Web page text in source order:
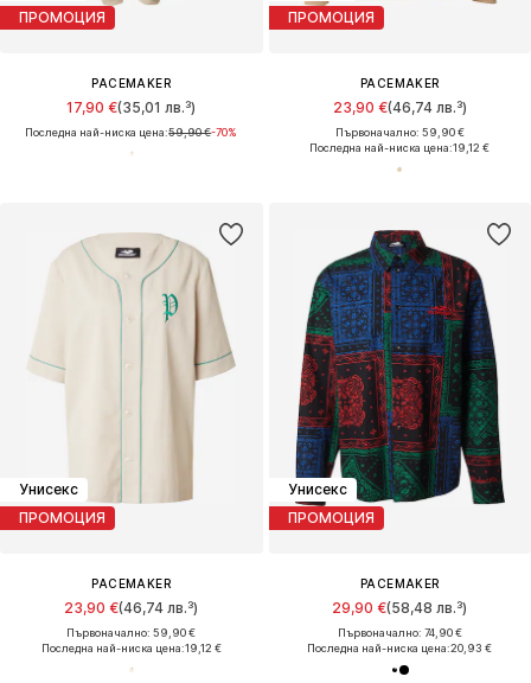
ПРОМОЦИЯ
PACEMAKER
17,90 €(35,01 лв.³)
Последна най-ниска цена:59,90 €-70%
ПРОМОЦИЯ
PACEMAKER
23,90 €(46,74 лв.³)
Първоначално: 59,90 €
Последна най-ниска цена:19,12 €
Унисекс
ПРОМОЦИЯ
PACEMAKER
23,90 €(46,74 лв.³)
Първоначално: 59,90 €
Последна най-ниска цена:19,12 €
Унисекс
ПРОМОЦИЯ
PACEMAKER
29,90 €(58,48 лв.³)
Първоначално: 74,90 €
Последна най-ниска цена:20,93 €